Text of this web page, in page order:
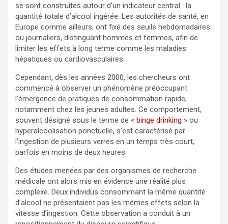
se sont construites autour d’un indicateur central : la
quantité totale d’alcool ingérée. Les autorités de santé, en
Europe comme ailleurs, ont fixé des seuils hebdomadaires
ou journaliers, distinguant hommes et femmes, afin de
limiter les effets à long terme comme les maladies
hépatiques ou cardiovasculaires.
Cependant, dès les années 2000, les chercheurs ont
commencé à observer un phénomène préoccupant :
l’émergence de pratiques de consommation rapide,
notamment chez les jeunes adultes. Ce comportement,
souvent désigné sous le terme de « binge drinking » ou
hyperalcoolisation ponctuelle, s’est caractérisé par
l’ingestion de plusieurs verres en un temps très court,
parfois en moins de deux heures.
Des études menées par des organismes de recherche
médicale ont alors mis en évidence une réalité plus
complexe. Deux individus consommant la même quantité
d’alcool ne présentaient pas les mêmes effets selon la
vitesse d’ingestion. Cette observation a conduit à un